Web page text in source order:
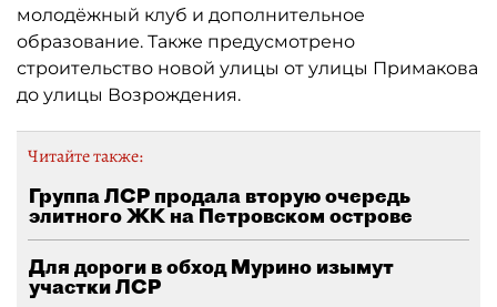
молодёжный клуб и дополнительное
образование. Также предусмотрено
строительство новой улицы от улицы Примакова
до улицы Возрождения.
Читайте также:
Группа ЛСР продала вторую очередь
элитного ЖК на Петровском острове
Для дороги в обход Мурино изымут
участки ЛСР